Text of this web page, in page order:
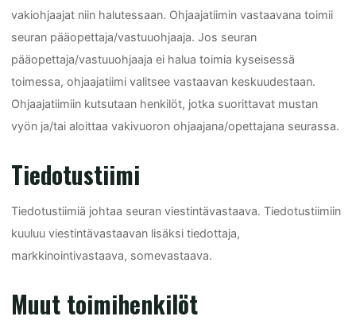
vakiohjaajat niin halutessaan. Ohjaajatiimin vastaavana toimii
seuran pääopettaja/vastuuohjaaja. Jos seuran
pääopettaja/vastuuohjaaja ei halua toimia kyseisessä
toimessa, ohjaajatiimi valitsee vastaavan keskuudestaan.
Ohjaajatiimiin kutsutaan henkilöt, jotka suorittavat mustan
vyön ja/tai aloittaa vakivuoron ohjaajana/opettajana seurassa.
Tiedotustiimi
Tiedotustiimiä johtaa seuran viestintävastaava. Tiedotustiimiin
kuuluu viestintävastaavan lisäksi tiedottaja,
markkinointivastaava, somevastaava.
Muut toimihenkilöt